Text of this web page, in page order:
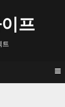
프
트